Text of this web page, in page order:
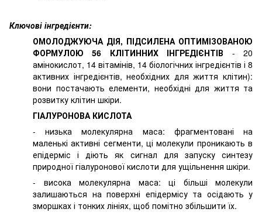
Ключові інгредієнти:
ОМОЛОДЖУЮЧА ДІЯ, ПІДСИЛЕНА ОПТИМІЗОВАНОЮ
ФОРМУЛОЮ 56 КЛІТИННИХ ІНГРЕДІЄНТІВ - 20
амінокислот, 14 вітамінів, 14 біологічних інгредієнтів і 8
активних інгредієнтів, необхідних для життя клітин):
вони постачають елементи, необхідні для життя та
розвитку клітин шкіри.
ГІАЛУРОНОВА КИСЛОТА
- низька молекулярна маса: фрагментовані на
маленькі активні сегменти, ці молекули проникають в
епідерміс і діють як сигнал для запуску синтезу
природної гіалуронової кислоти для ущільнення шкіри.
- висока молекулярна маса: ці більші молекули
залишаються на поверхні епідермісу та осідають у
зморшках і тонких лініях, щоб помітно збільшити їх.